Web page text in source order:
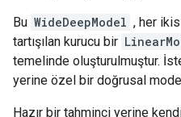
INFO:tensorflow:Loss
INFO:tensorflow:Loss
INFO:tensorflow:Calling
INFO:tensorflow:Calling
Bu WideDeepModel , her
tartışılan kurucu bir
temelinde oluşturulmuştur.
yerine özel bir doğrusal
Hazır bir tahminci yerine